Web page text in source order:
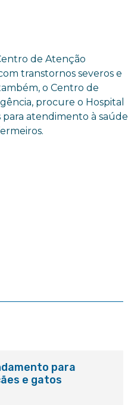
de Atenção
transtornos severos e
o Centro de
procure o Hospital
atendimento à saúde
para
e gatos